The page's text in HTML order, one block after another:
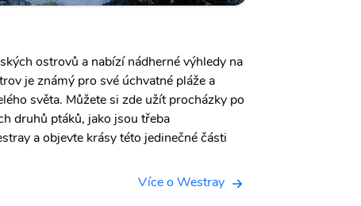
ostrovů a nabízí nádherné výhledy na
je známý pro své úchvatné pláže a
světa. Můžete si zde užít procházky po
druhů ptáků, jako jsou třeba
a objevte krásy této jedinečné části
Více o Westray